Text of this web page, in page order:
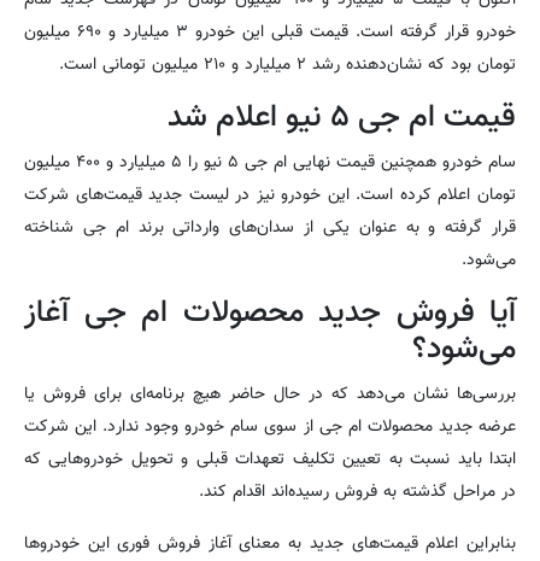
خودرو قرار گرفته است. قیمت قبلی این خودرو ۳ میلیارد و ۶۹۰ میلیون
تومان بود که نشان‌دهنده رشد ۲ میلیارد و ۲۱۰ میلیون تومانی است.
قیمت ام جی ۵ نیو اعلام شد
سام خودرو همچنین قیمت نهایی ام جی ۵ نیو را ۵ میلیارد و ۴۰۰ میلیون
تومان اعلام کرده است. این خودرو نیز در لیست جدید قیمت‌های شرکت
قرار گرفته و به عنوان یکی از سدان‌های وارداتی برند ام جی شناخته
می‌شود.
آیا فروش جدید محصولات ام جی آغاز
می‌شود؟
بررسی‌ها نشان می‌دهد که در حال حاضر هیچ برنامه‌ای برای فروش یا
عرضه جدید محصولات ام جی از سوی سام خودرو وجود ندارد. این شرکت
ابتدا باید نسبت به تعیین تکلیف تعهدات قبلی و تحویل خودروهایی که
در مراحل گذشته به فروش رسیده‌اند اقدام کند.
بنابراین اعلام قیمت‌های جدید به معنای آغاز فروش فوری این خودروها